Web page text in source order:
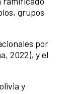
grupos
por
2022), y el
y